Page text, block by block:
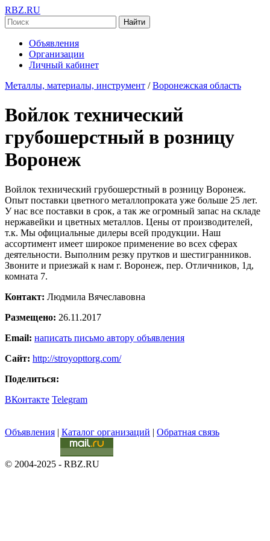
RBZ.RU
Найти
Объявления
Организации
Личный кабинет
Металлы, материалы, инструмент / Воронежская область
Войлок технический
грубошерстный в розницу
Воронеж
Войлок технический грубошерстный в розницу Воронеж.
Опыт поставки цветного металлопроката уже больше 25 лет.
У нас все поставки в срок, а так же огромный запас на складе
нержавейки и цветных металлов. Цены от производителей,
т.к. Мы официальные дилеры всей продукции. Наш
ассортимент имеет широкое применение во всех сферах
деятельности. Выполним резку прутков и шестигранников.
Звоните и приезжай к нам г. Воронеж, пер. Отличников, 1д,
комната 7.
Контакт: Людмила Вячеславовна
Размещено: 26.11.2017
Email: написать письмо автору объявления
Сайт: http://stroyopttorg.com/
Поделиться:
ВКонтакте Telegram
Объявления | Каталог организаций | Обратная связь
© 2004-2025 - RBZ.RU